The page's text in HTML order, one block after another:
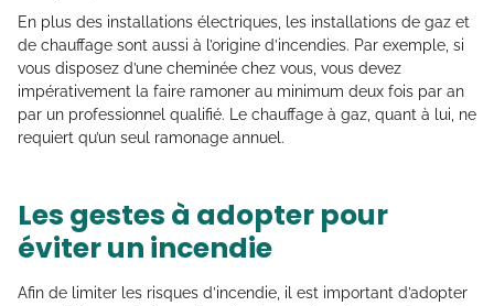
En plus des installations électriques, les installations de gaz et
de chauffage sont aussi à l’origine d’incendies. Par exemple, si
vous disposez d’une cheminée chez vous, vous devez
impérativement la faire ramoner au minimum deux fois par an
par un professionnel qualifié. Le chauffage à gaz, quant à lui, ne
requiert qu’un seul ramonage annuel.
Les gestes à adopter pour
éviter un incendie
Afin de limiter les risques d’incendie, il est important d’adopter